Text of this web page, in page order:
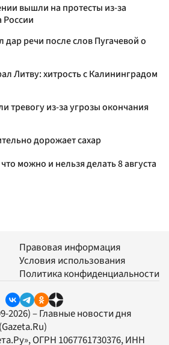
вышли на протесты из-за
России
дар речи после слов Пугачевой о
Литву: хитрость с Калининградом
тревогу из-за угрозы окончания
дорожает сахар
можно и нельзя делать 8 августа
Правовая информация
Условия использования
Политика конфиденциальности
2026) – Главные новости дня
(Gazeta.Ru)
, ОГРН 1067761730376, ИНН